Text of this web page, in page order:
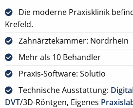
Die moderne Praxisklinik
Krefeld.
Zahnärztekammer: Nordrhein
Mehr als 10 Behandler
Praxis-Software: Solutio
Technische Ausstattung:
DVT/3D-Röntgen, Eigenes